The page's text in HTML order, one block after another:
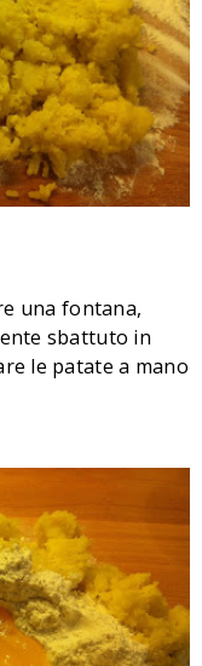
una fontana,
sbattuto in
le patate a mano